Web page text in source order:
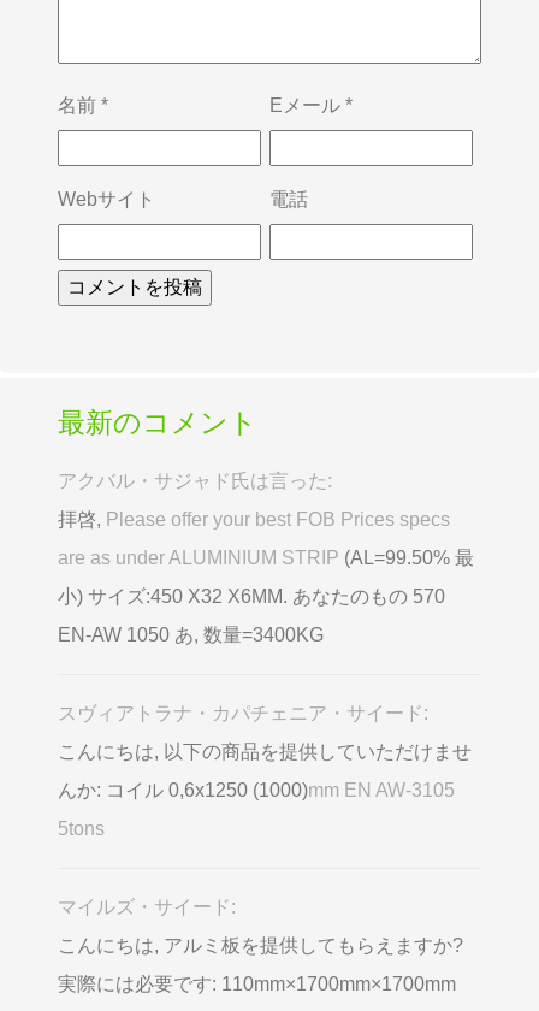
名前 * Eメール *
Webサイト 電話
最新のコメント
アクバル・サジャド氏は言った:
拝啓, Please offer your best FOB Prices specs
are as under ALUMINIUM STRIP (AL=99.50% 最
小) サイズ:450 X32 X6MM. あなたのもの 570
EN-AW 1050 あ, 数量=3400KG
スヴィアトラナ・カパチェニア・サイード:
こんにちは, 以下の商品を提供していただけませ
んか: コイル 0,6х1250 (1000)mm EN AW-3105
5tons
マイルズ・サイード:
こんにちは, アルミ板を提供してもらえますか?
実際には必要です: 110mm×1700mm×1700mm